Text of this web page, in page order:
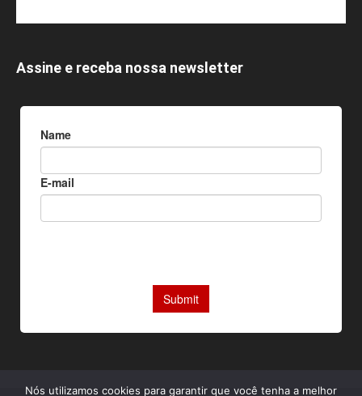
Assine e receba nossa newsletter
Nós utilizamos cookies para garantir que você tenha a melhor